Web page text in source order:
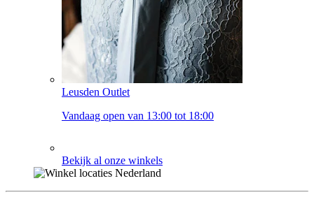
Leusden Outlet
Vandaag open van 13:00 tot 18:00
Bekijk al onze winkels